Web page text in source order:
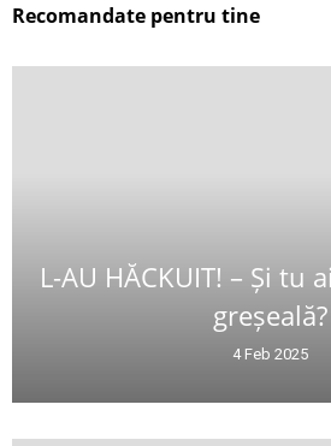
Recomandate pentru tine
L-AU HĂCKUIT! – Și tu
greșeală?
4 Feb 2025